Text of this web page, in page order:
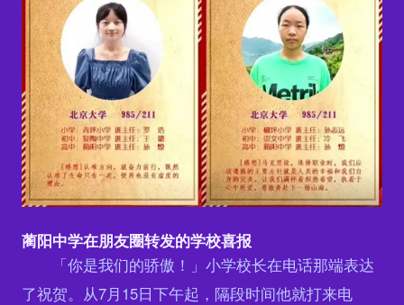
蔺阳中学在朋友圈转发的学校喜报
「你是我们的骄傲！」小学校长在电话那端表达
了祝贺。从7月15日下午起，隔段时间他就打来电